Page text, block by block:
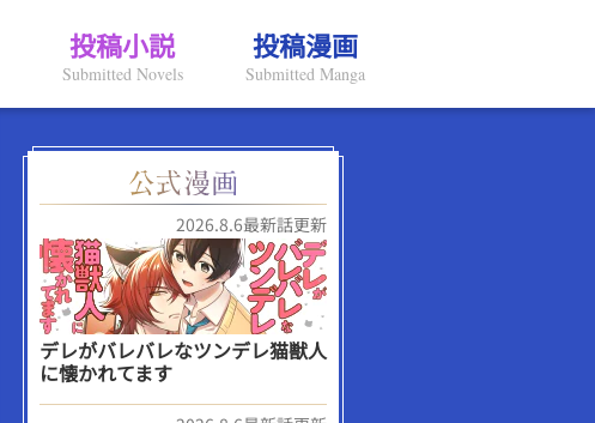
投稿小説
Submitted Novels
投稿漫画
Submitted Manga
2026.8.6最新話更新
デレがバレバレなツンデレ猫獣人
に懐かれてます